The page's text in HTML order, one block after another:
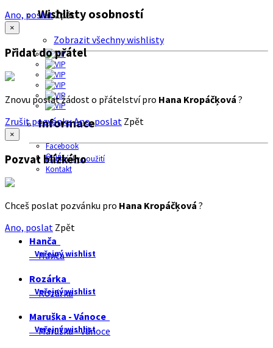
Wishlisty osobností
Zobrazit všechny wishlisty
Informace
Facebook
O nás
Podmínky použití
Kontakt
Ano, poslatZpět
×
Přidat do přátel
Znovu poslat žádost o přátelství pro Hana Kropáčķová ?
Zrušit pozvánkuAno, poslat Zpět
×
Pozvat blízkého
Chceš poslat pozvánku pro Hana Kropáčķová ?
Ano, poslat Zpět
Hanča
Veřejný wishlist
Hanča
Rozárka
Veřejný wishlist
Rozárka
Maruška - Vánoce
Veřejný wishlist
Maruška - Vánoce